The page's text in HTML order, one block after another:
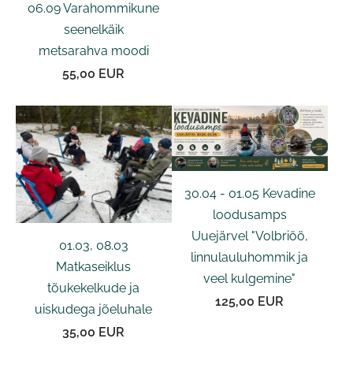
06.09 Varahommikune
seenelkäik
metsarahva moodi
55,00 EUR
01.03, 08.03
Matkaseiklus
tõukekelkude ja
uiskudega jõeluhale
35,00 EUR
30.04 - 01.05 Kevadine
loodusamps
Uuejärvel "Volbriöö,
linnulauluhommik ja
veel kulgemine"
125,00 EUR